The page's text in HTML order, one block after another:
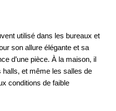
utilisé dans les bureaux et
son allure élégante et sa
d’une pièce. À la maison, il
et même les salles de
conditions de faible